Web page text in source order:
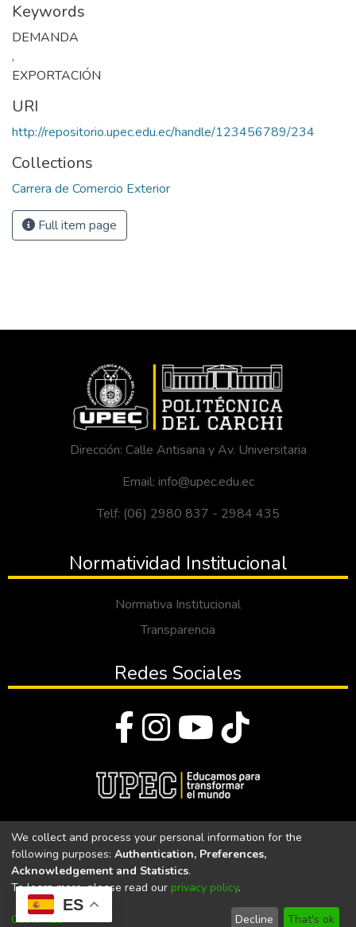
ES
Keywords
DEMANDA
,
EXPORTACIÓN
URI
http://repositorio.upec.edu.ec/handle/123456789/234
Collections
Carrera de Comercio Exterior
Full item page
Dirección: Calle Antisana y Av. Universitaria
Email: info@upec.edu.ec
Telf: (06) 2980 837 - 2984 435
Normatividad Institucional
Normativa Institucional
Transparencia
Redes Sociales
Universidad Politécnica Estatal del Carchi
Universidad Politécnica Estatal del Carchi | Acreditada por el
CACES Resolución N°. 160-SE-33-CACES-2020
We collect and process your personal information for the
following purposes: Authentication, Preferences,
Acknowledgement and Statistics.
To learn more, please read our privacy policy.
Customize Decline That's ok